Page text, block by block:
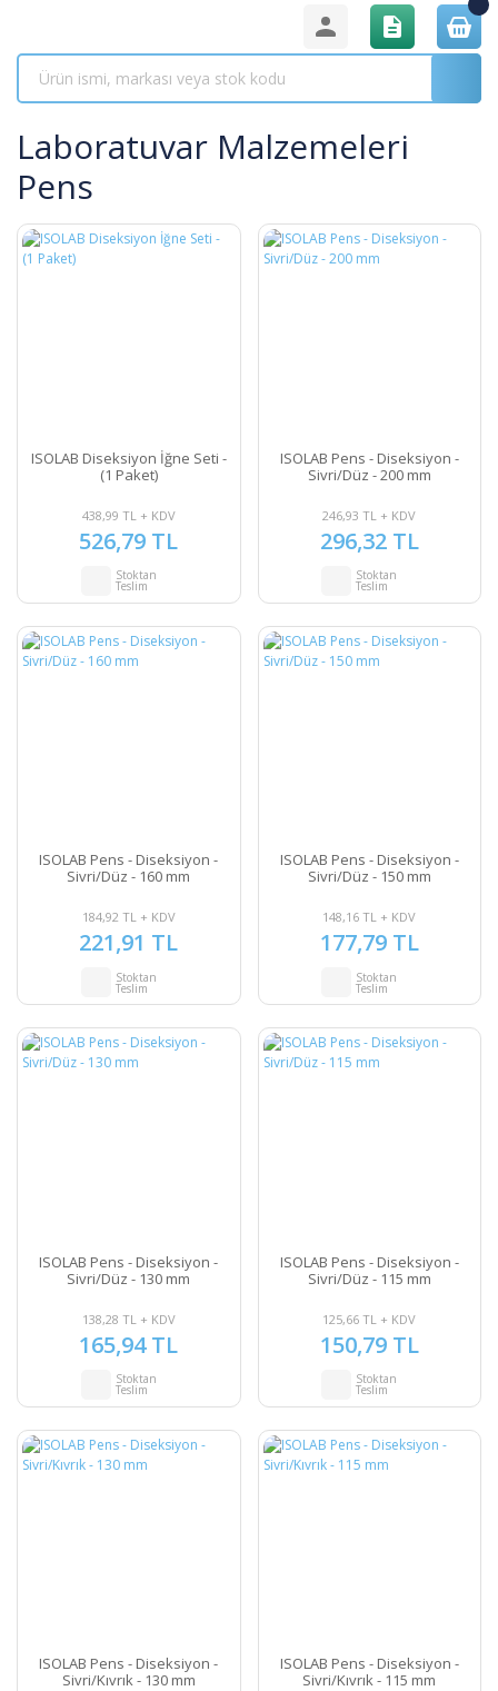
Laboratuvar Malzemeleri
Pens
ISOLAB Diseksiyon İğne Seti -
(1 Paket)
438,99 TL + KDV
526,79 TL
Stoktan
Teslim
ISOLAB Pens - Diseksiyon -
Sivri/Düz - 200 mm
246,93 TL + KDV
296,32 TL
Stoktan
Teslim
ISOLAB Pens - Diseksiyon -
Sivri/Düz - 160 mm
184,92 TL + KDV
221,91 TL
Stoktan
Teslim
ISOLAB Pens - Diseksiyon -
Sivri/Düz - 150 mm
148,16 TL + KDV
177,79 TL
Stoktan
Teslim
ISOLAB Pens - Diseksiyon -
Sivri/Düz - 130 mm
138,28 TL + KDV
165,94 TL
Stoktan
Teslim
ISOLAB Pens - Diseksiyon -
Sivri/Düz - 115 mm
125,66 TL + KDV
150,79 TL
Stoktan
Teslim
ISOLAB Pens - Diseksiyon -
Sivri/Kıvrık - 130 mm
ISOLAB Pens - Diseksiyon -
Sivri/Kıvrık - 115 mm